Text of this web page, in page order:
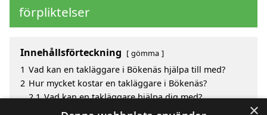
förpliktelser
Innehållsförteckning gömma
1 Vad kan en takläggare i Bökenäs hjälpa till med?
2 Hur mycket kostar en takläggare i Bökenäs?
2.1 Vad kan en takläggare hjälpa dig med?
Fördelar med att välja takläggare i Bökenäs ×